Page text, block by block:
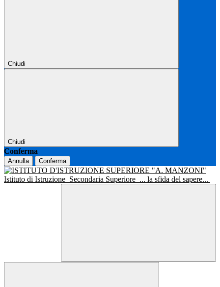
Chiudi
Chiudi
Conferma
Annulla Conferma
Istituto di Istruzione Secondaria Superiore ... la sfida del sapere...